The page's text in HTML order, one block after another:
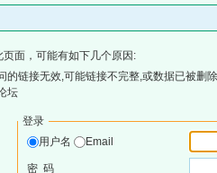
面，可能有如下几个原因:
的链接无效,可能链接不完整,或数据已被删
坛
登录
用户名
Email
密 码